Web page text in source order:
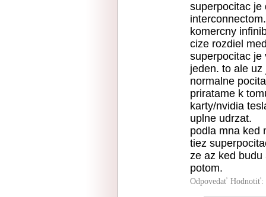
superpocitac je
komercny
cize rozdiel
superpocitac je
jeden. to ale
normalne
priratame k
karty/nvidia
uplne udrzat.
podla mna ked
tiez
ze az ked
potom.
Odpovedať Hodnotiť: